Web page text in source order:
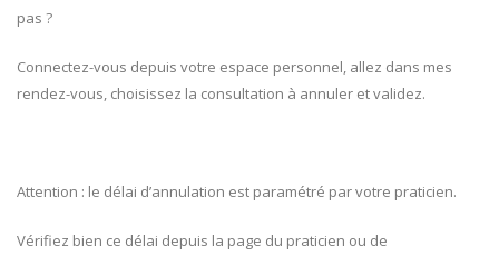
pas ?
Connectez-vous depuis votre espace personnel, allez dans mes
rendez-vous, choisissez la consultation à annuler et validez.
Attention : le délai d’annulation est paramétré par votre praticien.
Vérifiez bien ce délai depuis la page du praticien ou de